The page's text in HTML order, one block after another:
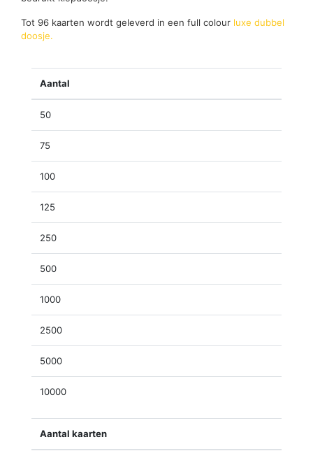
Tot 96 kaarten wordt geleverd in een full colour luxe dubbel
doosje.
Aantal
50
75
100
125
250
500
1000
2500
5000
10000
Aantal kaarten